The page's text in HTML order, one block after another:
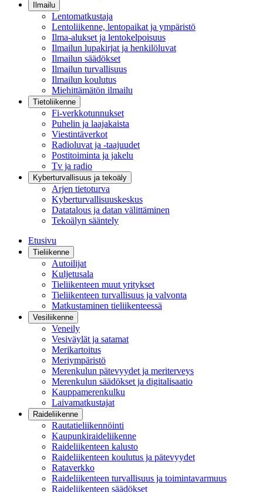
Ilmailu
Lentomatkustaja
Lentoliikenne, lentopaikat ja ympäristö
Ilma-alukset ja lentokelpoisuus
Ilmailun lupakirjat ja henkilöluvat
Ilmailun säädökset
Ilmailun turvallisuus
Ilmailun koulutus
Miehittämätön ilmailu
Tietoliikenne
Fi-verkkotunnukset
Puhelin ja laajakaista
Viestintäverkot
Radioluvat ja -taajuudet
Postitoiminta ja jakelu
Tv ja radio
Kyberturvallisuus ja tekoäly
Arjen tietoturva
Kyberturvallisuuskeskus
Datatalous ja datan välittäminen
Tekoälyn sääntely
Etusivu
Tieliikenne
Autoilijat
Kuljetusala
Tieliikenteen muut yritykset
Tieliikenteen turvallisuus ja valvonta
Matkustaminen tieliikenteessä
Vesiliikenne
Veneily
Vesiväylät ja satamat
Merikartoitus
Meriympäristö
Merenkulun pätevyydet ja meriterveys
Merenkulun säädökset ja digitalisaatio
Kauppamerenkulku
Laivamatkustajat
Raideliikenne
Rautatieliikennöinti
Kaupunkiraideliikenne
Raideliikenteen kalusto
Raideliikenteen koulutus ja pätevyydet
Rataverkko
Raideliikenteen turvallisuus ja toimintavarmuus
Raideliikenteen säädökset